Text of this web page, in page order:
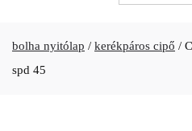
bolha nyitólap / kerékpáros cipő /
spd 45